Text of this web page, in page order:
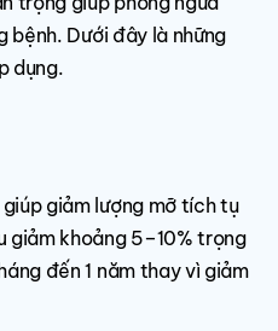
bệnh. Dưới đây là những
dụng.
giảm lượng mỡ tích tụ
giảm khoảng 5–10% trọng
đến 1 năm thay vì giảm